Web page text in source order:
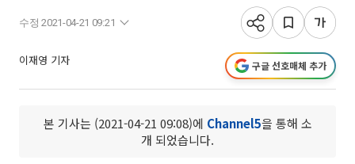
수정 2021-04-21 09:21
이재영 기자 구글 선호매체 추가
본 기사는 (2021-04-21 09:08)에 Channel5을 통해 소
개 되었습니다.